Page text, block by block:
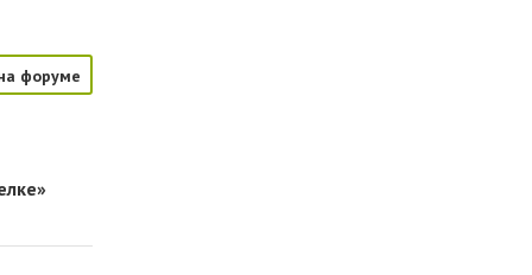
форуме